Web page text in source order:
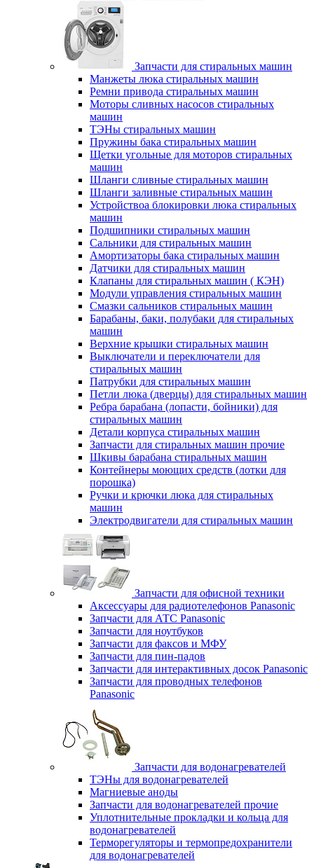
Запчасти для стиральных машин
Манжеты люка стиральных машин
Ремни привода стиральных машин
Моторы сливных насосов стиральных
машин
ТЭНы стиральных машин
Пружины бака стиральных машин
Щетки угольные для моторов стиральных
машин
Шланги сливные стиральных машин
Шланги заливные стиральных машин
Устройствоа блокировки люка стиральных
машин
Подшипники стиральных машин
Сальники для стиральных машин
Амортизаторы бака стиральных машин
Датчики для стиральных машин
Клапаны для стиральных машин ( КЭН)
Модули управления стиральных машин
Смазки сальников стиральных машин
Барабаны, баки, полубаки для стиральных
машин
Верхние крышки стиральных машин
Выключатели и переключатели для
стиральных машин
Патрубки для стиральных машин
Петли люка (дверцы) для стиральных машин
Ребра барабана (лопасти, бойники) для
стиральных машин
Детали корпуса стиральных машин
Запчасти для стиральных машин прочие
Шкивы барабана стиральных машин
Контейнеры моющих средств (лотки для
порошка)
Ручки и крючки люка для стиральных
машин
Электродвигатели для стиральных машин
Запчасти для офисной техники
Аксессуары для радиотелефонов Panasonic
Запчасти для АТС Panasonic
Запчасти для ноутбуков
Запчасти для факсов и МФУ
Запчасти для пин-падов
Запчасти для интерактивных досок Panasonic
Запчасти для проводных телефонов
Panasonic
Запчасти для водонагревателей
ТЭНы для водонагревателей
Магниевые аноды
Запчасти для водонагревателей прочие
Уплотнительные прокладки и кольца для
водонагревателей
Терморегуляторы и термопредохранители
для водонагревателей